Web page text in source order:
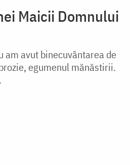
Maicii Domnului
avut binecuvântarea de
egumenul mănăstirii.